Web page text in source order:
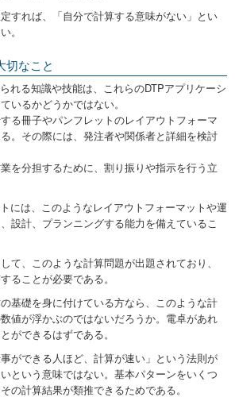
すれば、「自分で計算する意味がない」とい
。
切なこと
れる知識や技能は、これらのDTPアプリケーシ
いるかどうかではない。
る冊子やパンフレットのレイアウトフォーマ
。その際には、発注者や関係者と詳細を検討
を分担するために、割り振りや指示を行う立
には、このようなレイアウトフォーマットや運
設計、プランニングする能力を備えているこ
て、このような計算問題が出題されており、
ることが必要である。
基礎を身に付けている方なら、このような計
値が浮かぶのではないだろうか。電卓があれ
ができるはずである。
ができる人ほど、計算が速い」という法則が
という意味ではない。基本パターンをいくつ
の計算結果が類推できるためである。